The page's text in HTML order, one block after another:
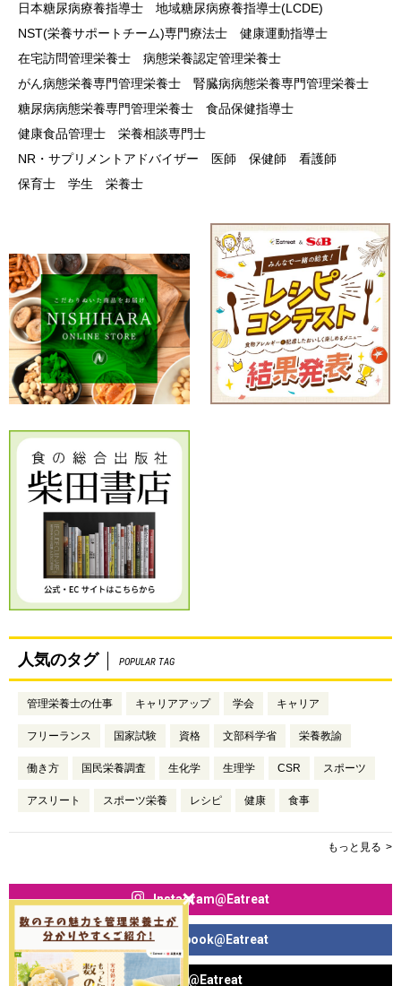
日本糖尿病療養指導士
地域糖尿病療養指導士(LCDE)
NST(栄養サポートチーム)専門療法士
健康運動指導士
在宅訪問管理栄養士
病態栄養認定管理栄養士
がん病態栄養専門管理栄養士
腎臓病病態栄養専門管理栄養士
糖尿病病態栄養専門管理栄養士
食品保健指導士
健康食品管理士
栄養相談専門士
NR・サプリメントアドバイザー
医師 保健師
看護師
保育士
学生 栄養士
人気のタグ POPULAR TAG
管理栄養士の仕事 キャリアアップ 学会 キャリア
フリーランス 国家試験 資格 文部科学省 栄養教諭
働き方 国民栄養調査 生化学 生理学 CSR スポーツ
アスリート スポーツ栄養 レシピ 健康 食事
もっと見る
Instagram@Eatreat
Facebook@Eatreat
X@Eatreat